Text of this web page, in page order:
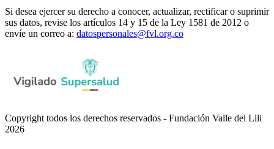
Si desea ejercer su derecho a conocer, actualizar, rectificar o suprimir
sus datos, revise los artículos 14 y 15 de la Ley 1581 de 2012 o
envíe un correo a: datospersonales@fvl.org.co
Copyright todos los derechos reservados - Fundación Valle del Lili
2026